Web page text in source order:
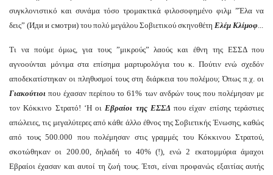
συγκλονιστικό και συνάμα τόσο τρομακτικά φιλοσοφημένο φιλμ ”Έλα να
δεις” (Иди и смотри) του πολύ μεγάλου Σοβιετικού σκηνοθέτη Ελέμ Κλίμοφ
Τι να πούμε όμως, για τους ”μικρούς” λαούς και έθνη της ΕΣΣΔ που
αγνοούνται μόνιμα στα επίσημα μαρτυρολόγια του κ. Πούτιν ενώ σχεδόν
αποδεκατίστηκαν οι πληθυσμοί τους στη διάρκεια του πολέμου; Όπως π.χ. οι
Γιακούτιοι που έχασαν περίπου το 61% των ανδρών τους που πολέμησαν με
τον Κόκκινο Στρατό! ‘Η οι Εβραίοι της ΕΣΣΔ που είχαν επίσης τεράστιες
απώλειες, τις μεγαλύτερες από κάθε άλλο έθνος της Σοβιετικής Ένωσης, καθώς
από τους 500.000 που πολέμησαν στις γραμμές του Κόκκινου Στρατού,
σκοτώθηκαν οι 200.00, δηλαδή το 40% (!), ενώ 2 εκατομμύρια άμαχοι
Εβραίοι έχασαν και αυτοί τη ζωή τους. Έτσι, είναι προφανώς εξαιτίας αυτής